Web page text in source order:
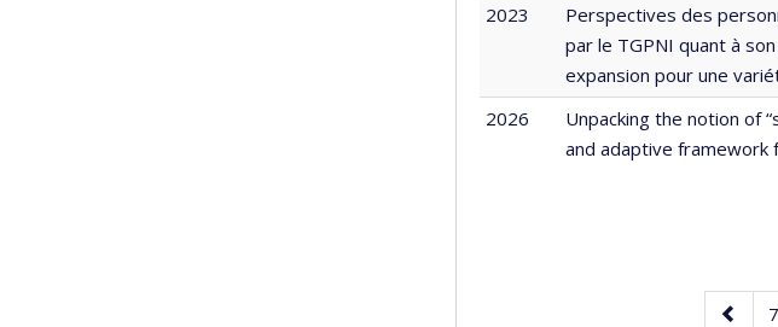
2023
Perspectives des
par le TGPNI quant à
expansion pour une
2026
Unpacking the notion of
and adaptive framework
Page
7